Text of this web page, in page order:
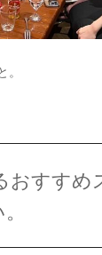
。
おすすめ